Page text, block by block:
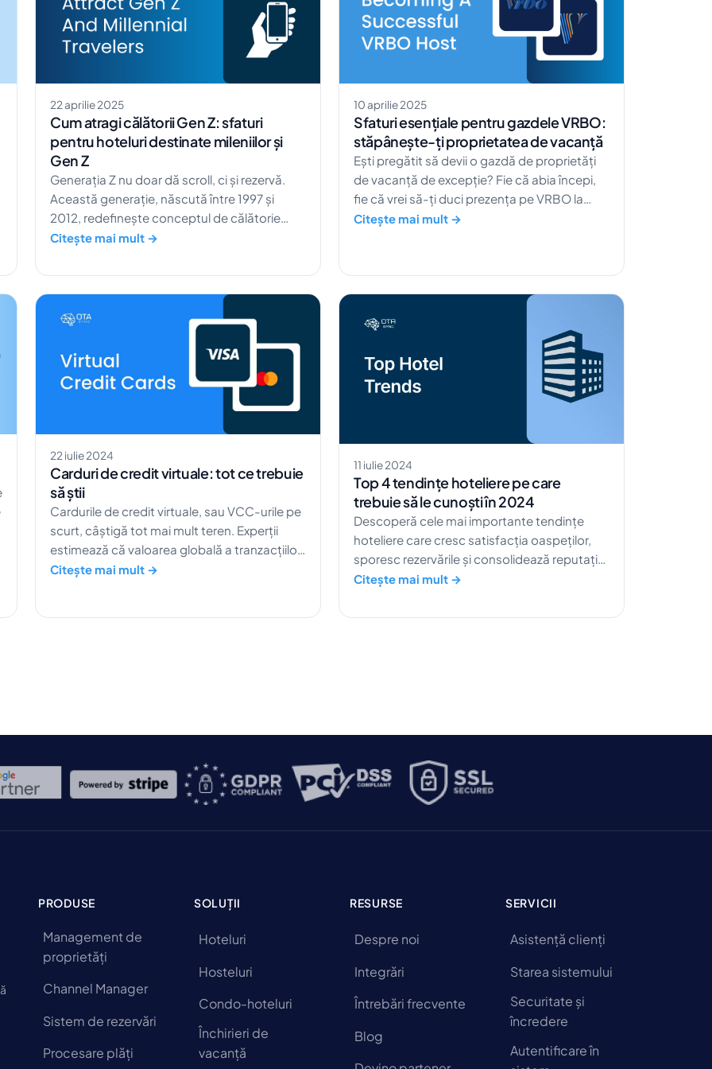
crește gradul de ocupare și […]
22 aprilie 2025
Cum atragi călătorii Gen Z: sfaturi
pentru hoteluri destinate mileniilor și
Gen Z
Generația Z nu doar dă scroll, ci și rezervă.
Această generație, născută între 1997 și
2012, redefinește conceptul de călătorie
punând accent pe autenticitate,
fapt, 88% dintre consumatorii Gen Z
urmăresc cel puțin un influencer de călătorii
pe TikTok, ceea ce arată cât de mult se
bazează pe social media pentru inspirație în
alegerea destinațiilor. ​ Pentru a capta atenția
acestor […]
Citește mai mult →
10 aprilie 2025
Sfaturi esențiale pentru gazdele VRBO:
stăpânește-ți proprietatea de vacanță
Ești pregătit să devii o gazdă de proprietăți
de vacanță de excepție? Fie că abia începi,
fie că vrei să-ți duci prezența pe VRBO la
nivelul următor, crearea unui anunț perfect
instrumentele potrivite, vei fi pe drumul cel
bun spre administrarea cu succes a unei
[…]
Citește mai mult →
22 iulie 2024
Carduri de credit virtuale: tot ce trebuie
să știi
Cardurile de credit virtuale, sau VCC-urile pe
scurt, câștigă tot mai mult teren. Experții
estimează că valoarea globală a tranzacțiilor
VCC va atinge o cifră impresionantă de 6,8
Citește mai mult →
11 iulie 2024
Top 4 tendințe hoteliere pe care
trebuie să le cunoști în 2024
Descoperă cele mai importante tendințe
hoteliere care cresc satisfacția oaspeților,
sporesc rezervările și consolidează reputația
hotelului tău pentru un succes de durată.
Citește mai mult →
PRODUSE
Management de
proprietăți
Channel Manager
Sistem de rezervări
Procesare plăți
SOLUȚII
Hoteluri
Hosteluri
Condo-hoteluri
Închirieri de
vacanță
RESURSE
Despre noi
Integrări
Întrebări frecvente
Blog
SERVICII
Asistență clienți
Starea sistemului
Securitate și
încredere
Autentificare în